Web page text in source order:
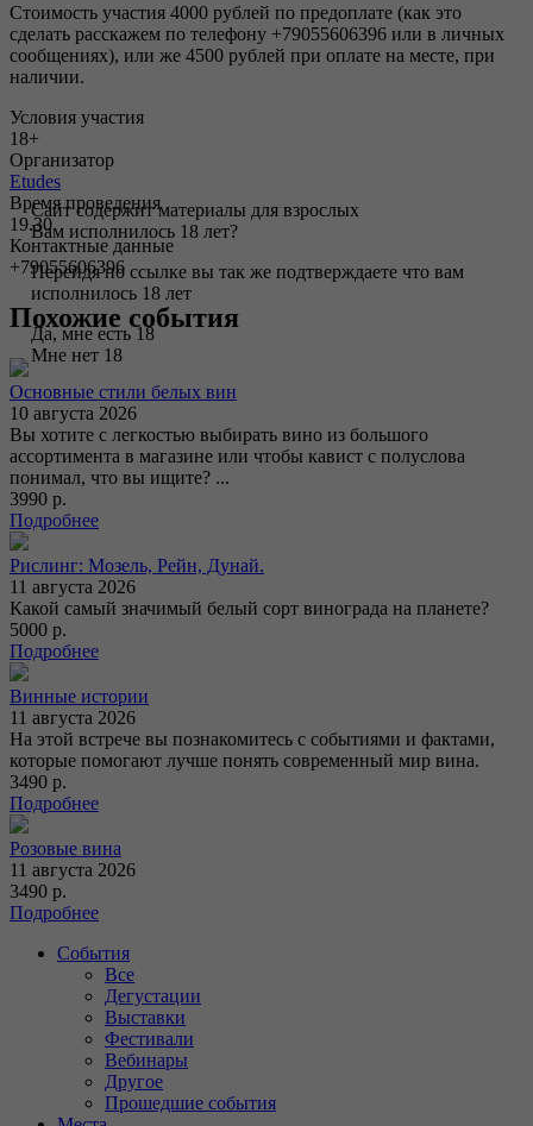
Стоимость участия 4000 рублей по предоплате (как это
сделать расскажем по телефону +79055606396 или в личных
сообщениях), или же 4500 рублей при оплате на месте, при
наличии.
Условия участия
18+
Организатор
Etudes
Время проведения
19.30
Контактные данные
+79055606396
Похожие события
Основные стили белых вин
10 августа 2026
Вы хотите с легкостью выбирать вино из большого
ассортимента в магазине или чтобы кавист с полуслова
понимал, что вы ищите? ...
3990 р.
Подробнее
Рислинг: Мозель, Рейн, Дунай.
11 августа 2026
Какой самый значимый белый сорт винограда на планете?
5000 р.
Подробнее
Винные истории
11 августа 2026
На этой встрече вы познакомитесь с событиями и фактами,
которые помогают лучше понять современный мир вина.
3490 р.
Подробнее
Розовые вина
11 августа 2026
3490 р.
Подробнее
События
Все
Дегустации
Выставки
Фестивали
Вебинары
Другое
Прошедшие события
Сайт содержит материалы для взрослых
Вам исполнилось 18 лет?
Перейдя по ссылке вы так же подтверждаете что вам
исполнилось 18 лет
Да, мне есть 18
Мне нет 18